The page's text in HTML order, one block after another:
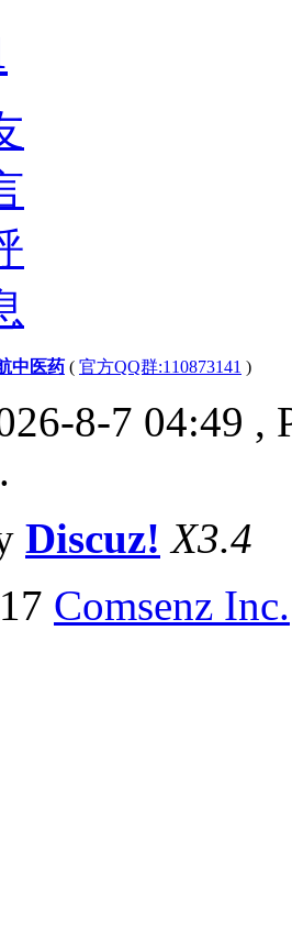
中医药 ( 官方QQ群:110873141 )
8-7 04:49 ,
Discuz! X3.4
Comsenz Inc.